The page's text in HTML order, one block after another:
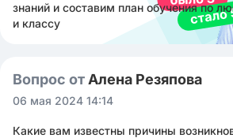
знаний и составим план обучения по
и классу
Вопрос от Алена Резяпова
06 мая 2024 14:14
Какие вам известны причины